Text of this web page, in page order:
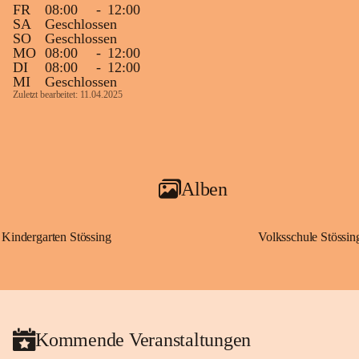
FR
08:00 - 12:00
SA
Geschlossen
SO
Geschlossen
MO 08:00 - 12:00
DI
08:00 - 12:00
MI
Geschlossen
Zuletzt bearbeitet: 11.04.2025
Alben
Kindergarten Stössing Volksschule
Kommende Veranstaltungen